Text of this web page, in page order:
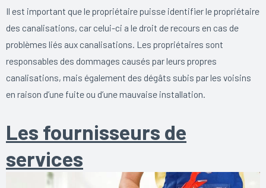
Il est important que le propriétaire puisse identifier le propriétaire
des canalisations, car celui-ci a le droit de recours en cas de
problèmes liés aux canalisations. Les propriétaires sont
responsables des dommages causés par leurs propres
canalisations, mais également des dégâts subis par les voisins
en raison d’une fuite ou d’une mauvaise installation.
Les fournisseurs de
services